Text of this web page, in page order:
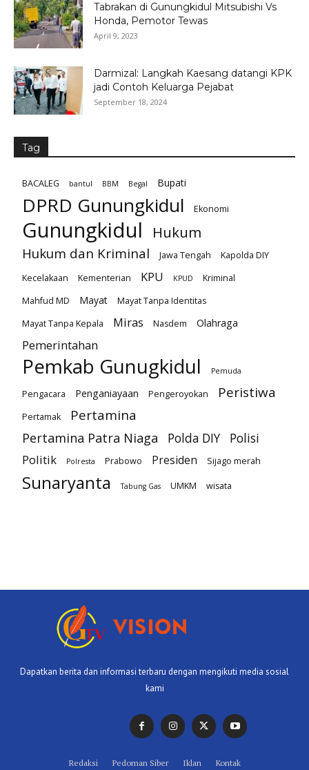
Tabrakan di Gunungkidul Mitsubishi Vs
Honda, Pemotor Tewas
April 9, 2023
Darmizal: Langkah Kaesang datangi KPK
jadi Contoh Keluarga Pejabat
September 18, 2024
Tag
BACALEG bantul BBM Begal Bupati
DPRD Gunungkidul Ekonomi
Gunungkidul Hukum
Hukum dan Kriminal Jawa Tengah
Kapolda DIY
Kecelakaan
Kementerian KPU KPUD
Kriminal
Mahfud MD
Mayat
Mayat Tanpa Identitas
Mayat Tanpa Kepala
Miras Nasdem Olahraga
Pemerintahan
Pemkab Gunugkidul Pemuda
Pengacara Penganiayaan Pengeroyokan Peristiwa
Pertamak Pertamina
Pertamina Patra Niaga Polda DIY
Polisi
Politik
Polresta Prabowo Presiden Sijago merah
Sunaryanta Tabung Gas UMKM wisata
Dapatkan berita dan informasi terbaru dengan mengikuti media sosial
kami
Redaksi Pedoman Siber Iklan Kontak